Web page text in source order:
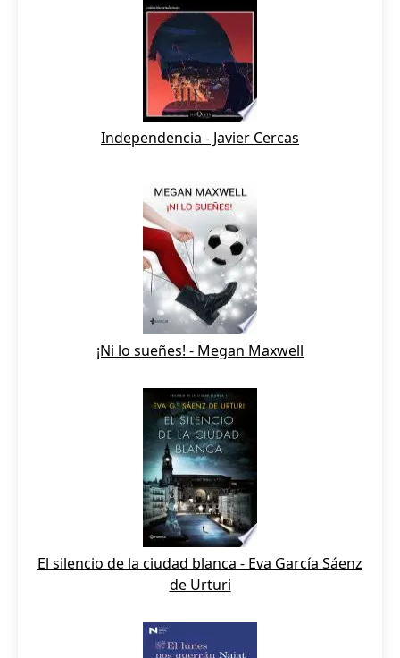
Independencia - Javier Cercas
¡Ni lo sueñes! - Megan Maxwell
El silencio de la ciudad blanca - Eva García Sáenz
de Urturi